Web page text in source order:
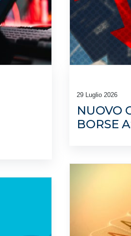
29 Luglio 2026
NUOVO
BORSE